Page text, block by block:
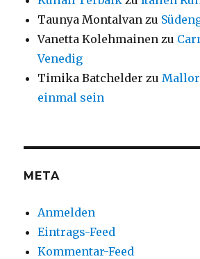
Taunya Montalvan zu
Vanetta Kolehmainen zu
Venedig
Timika Batchelder zu
einmal sein
META
Anmelden
Eintrags-Feed
Kommentar-Feed